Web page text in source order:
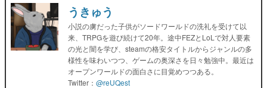
うきゅう
小説の虜だった子供がソードワールドの洗礼を受けて以
来、TRPGを遊び続けて20年。途中FEZとLoLで対人要素
の光と闇を学び、steamの格安タイトルからジャンルの多
様性を味わいつつ、ゲームの奥深さを日々勉強中。最近は
オープンワールドの面白さに目覚めつつある。
Twitter： @reUQest